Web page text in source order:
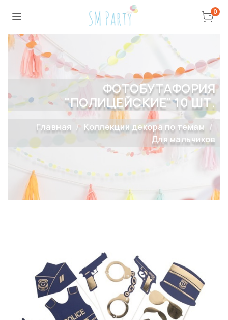
0
ФОТОБУТАФОРИЯ
"ПОЛИЦЕЙСКИЕ" 10 ШТ.
Главная
Коллекции декора по темам
Для мальчиков